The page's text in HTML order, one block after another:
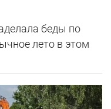
беды по
лето в этом